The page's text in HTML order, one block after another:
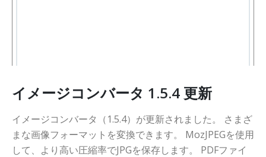
イメージコンバータ 1.5.4 更新
イメージコンバータ（1.5.4）が更新されました。 さまざ
まな画像フォーマットを変換できます。 MozJPEGを使用
して、より高い圧縮率でJPGを保存します。 PDFファイ